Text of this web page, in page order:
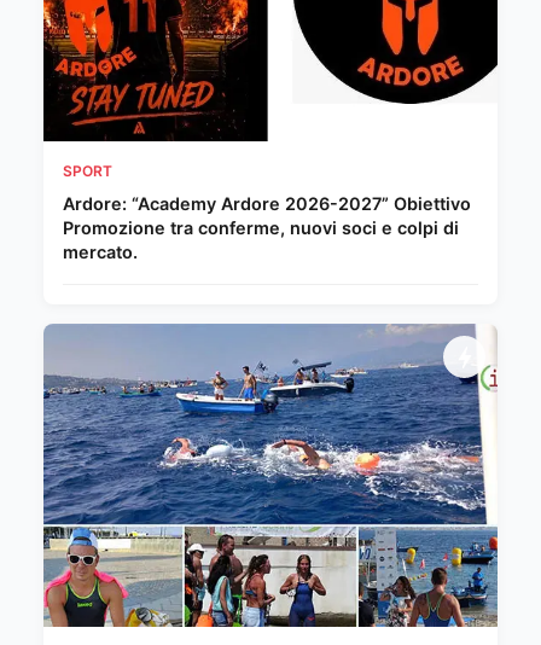
SPORT
Ardore: “Academy Ardore 2026-2027” Obiettivo
Promozione tra conferme, nuovi soci e colpi di
mercato.